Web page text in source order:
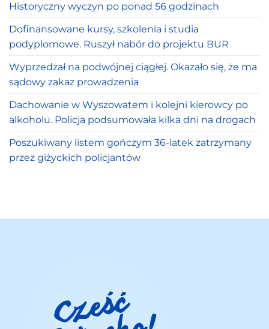
Historyczny wyczyn po ponad 56 godzinach
Dofinansowane kursy, szkolenia i studia
podyplomowe. Ruszył nabór do projektu BUR
Wyprzedzał na podwójnej ciągłej. Okazało się, że ma
sądowy zakaz prowadzenia
Dachowanie w Wyszowatem i kolejni kierowcy po
alkoholu. Policja podsumowała kilka dni na drogach
Poszukiwany listem gończym 36-latek zatrzymany
przez giżyckich policjantów